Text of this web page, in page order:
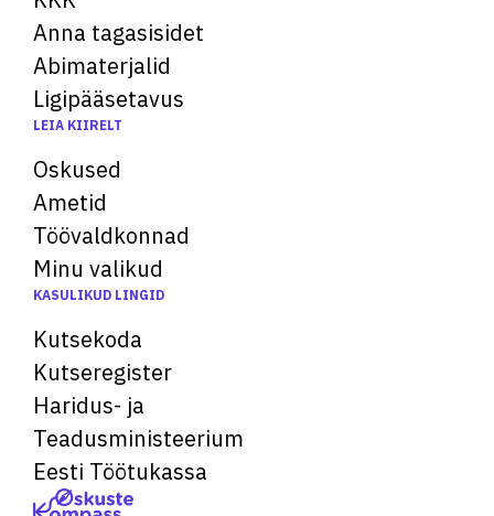
Anna tagasisidet
Abimaterjalid
Ligipääsetavus
LEIA KIIRELT
Oskused
Ametid
Töövaldkonnad
Minu valikud
KASULIKUD LINGID
Kutsekoda
Kutseregister
Haridus- ja
Teadusministeerium
Eesti Töötukassa